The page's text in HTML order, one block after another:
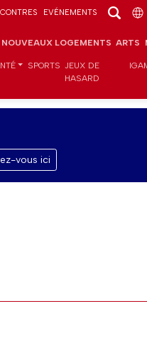
EVÉNEMENTS
NOUVEAUX LOGEMENTS ARTS
SPORTS JEUX DE
HASARD
vous ici